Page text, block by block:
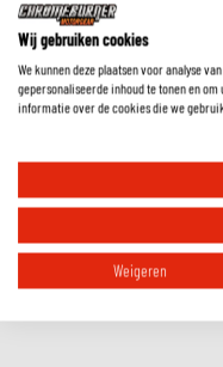
RIDE
and visibility.
Wij gebruiken cookies
We kunnen deze plaatsen voor analyse
gepersonaliseerde inhoud te tonen en
informatie over de cookies die we
Weigeren